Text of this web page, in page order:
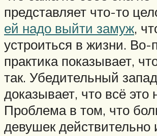
представляет что-то
ей надо выйти замуж,
устроиться в жизни. Во-
практика показывает,
так. Убедительный
доказывает, что всё это
Проблема в том, что
девушек действительно